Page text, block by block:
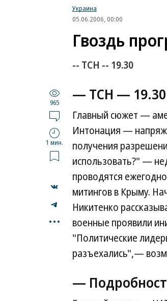
Украина
05.06.2006, 00:00
Гвоздь
-- ТСН -- 19.30
965
1 мин.
...
— ТСН — 19.30
Главный сюжет —
Интонация —
получения
использовать?" —
проводятся
митингов в Крыму.
Никитенко
военные проявили
"Политические
разъехались",—
—